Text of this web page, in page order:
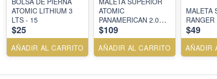
ATOMIC LITHIUM 3
LTS - 15
$25
AÑADIR AL CARRITO
ATOMIC
PANAMERICAN 2.0
DLS/LINER 57 LTS -
SILVER
$109
AÑADIR AL CARRITO
MALETA
$49
AÑADIR